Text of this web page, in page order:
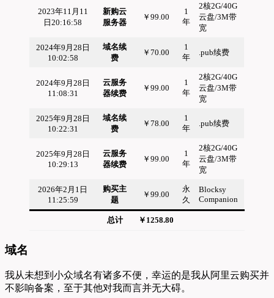
2023年11月11
日20:16:58
新购云
服务器
￥99.00
1
年
2核2G/40G
云盘/3M带
宽
2024年9月28日
10:02:58
域名续
费
￥70.00
1
年
.pub续费
2024年9月28日
11:08:31
云服务
器续费
￥99.00
1
年
2核2G/40G
云盘/3M带
宽
2025年9月28日
10:22:31
域名续
费
￥78.00
1
年
.pub续费
2025年9月28日
10:29:13
云服务
器续费
￥99.00
1
年
2核2G/40G
云盘/3M带
宽
2026年2月1日
11:25:59
购买主
题
￥99.00
永
久
Blocksy
Companion
总计 ￥1258.80
域名
我从未想到小众域名有诸多不便，幸运的是我从阿里云购买并
不影响备案，至于其他对我而言并无大碍。